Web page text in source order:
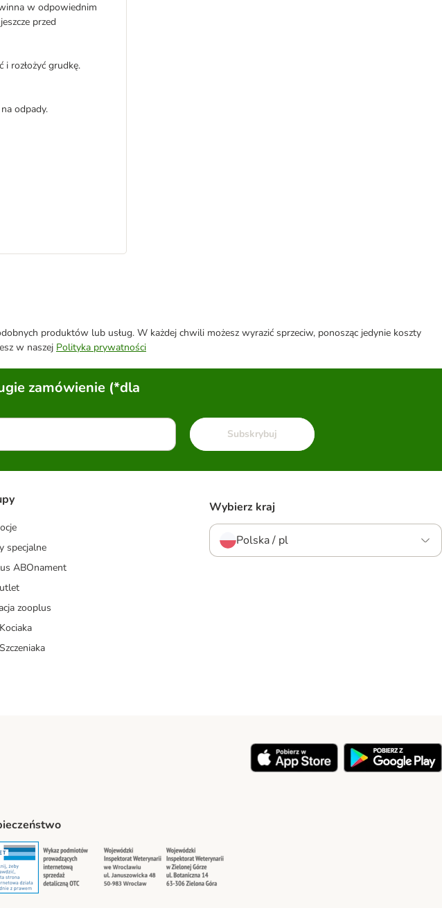
w odpowiednim
przed
rozłożyć grudkę.
odpady.
produktów lub usług. W każdej chwili możesz wyrazić sprzeciw, ponosząc jedynie koszty
w naszej Polityka prywatności
zamówienie (*dla
Subskrybuj
specjalne
ABOnament
zooplus
Wybierz kraj
Polska / pl
Security Security Security